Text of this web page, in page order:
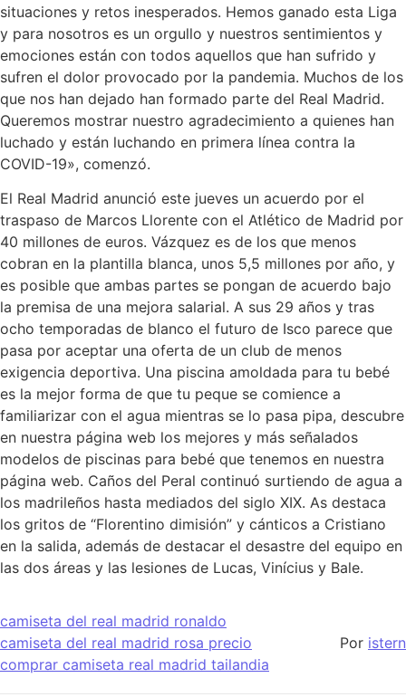
situaciones y retos inesperados. Hemos ganado esta Liga
y para nosotros es un orgullo y nuestros sentimientos y
emociones están con todos aquellos que han sufrido y
sufren el dolor provocado por la pandemia. Muchos de los
que nos han dejado han formado parte del Real Madrid.
Queremos mostrar nuestro agradecimiento a quienes han
luchado y están luchando en primera línea contra la
COVID-19», comenzó.
El Real Madrid anunció este jueves un acuerdo por el
traspaso de Marcos Llorente con el Atlético de Madrid por
40 millones de euros. Vázquez es de los que menos
cobran en la plantilla blanca, unos 5,5 millones por año, y
es posible que ambas partes se pongan de acuerdo bajo
la premisa de una mejora salarial. A sus 29 años y tras
ocho temporadas de blanco el futuro de Isco parece que
pasa por aceptar una oferta de un club de menos
exigencia deportiva. Una piscina amoldada para tu bebé
es la mejor forma de que tu peque se comience a
familiarizar con el agua mientras se lo pasa pipa, descubre
en nuestra página web los mejores y más señalados
modelos de piscinas para bebé que tenemos en nuestra
página web. Caños del Peral continuó surtiendo de agua a
los madrileños hasta mediados del siglo XIX. As destaca
los gritos de “Florentino dimisión” y cánticos a Cristiano
en la salida, además de destacar el desastre del equipo en
las dos áreas y las lesiones de Lucas, Vinícius y Bale.
camiseta del real madrid ronaldo
camiseta del real madrid rosa precio
comprar camiseta real madrid tailandia
Por istern